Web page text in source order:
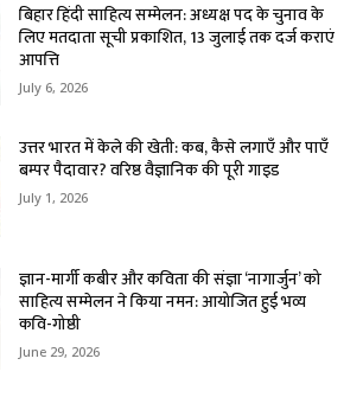
बिहार हिंदी साहित्य सम्मेलन: अध्यक्ष पद के चुनाव के
लिए मतदाता सूची प्रकाशित, 13 जुलाई तक दर्ज कराएं
आपत्ति
July 6, 2026
उत्तर भारत में केले की खेती: कब, कैसे लगाएँ और पाएँ
बम्पर पैदावार? वरिष्ठ वैज्ञानिक की पूरी गाइड
July 1, 2026
ज्ञान-मार्गी कबीर और कविता की संज्ञा ‘नागार्जुन’ को
साहित्य सम्मेलन ने किया नमन: आयोजित हुई भव्य
कवि-गोष्ठी
June 29, 2026